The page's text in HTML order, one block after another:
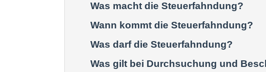
Was macht die Steuerfahndung?
Wann kommt die Steuerfahndung?
Was darf die Steuerfahndung?
Was gilt bei Durchsuchung und